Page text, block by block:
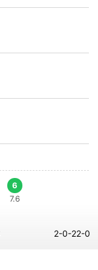
6
7.6
2-0-22-0